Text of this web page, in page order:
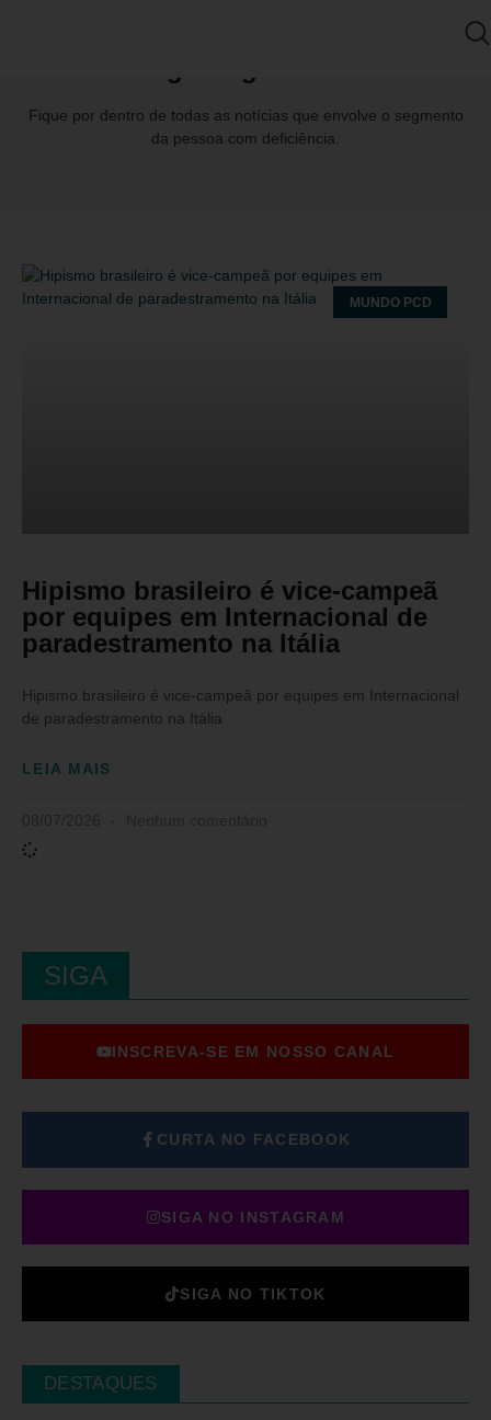
Fique por dentro de todas as notícias que envolve o segmento
da pessoa com deficiência.
MUNDO PCD
Hipismo brasileiro é vice-campeã
por equipes em Internacional de
paradestramento na Itália
Hipismo brasileiro é vice-campeã por equipes em Internacional
de paradestramento na Itália
LEIA MAIS
SIGA
INSCREVA-SE EM NOSSO CANAL
CURTA NO FACEBOOK
SIGA NO INSTAGRAM
SIGA NO TIKTOK
DESTAQUES